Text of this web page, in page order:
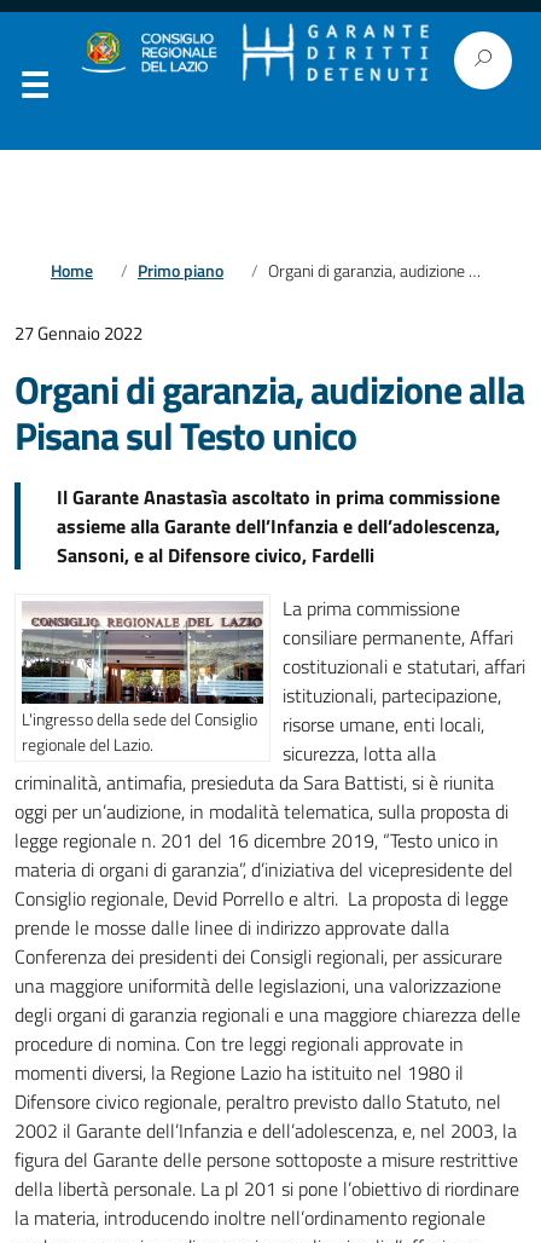
Home Primo piano Organi di garanzia, audizione alla Pisana sul Testo unico
27 Gennaio 2022
Organi di garanzia, audizione alla
Pisana sul Testo unico
Il Garante Anastasìa ascoltato in prima commissione
assieme alla Garante dell’Infanzia e dell’adolescenza,
Sansoni, e al Difensore civico, Fardelli
L'ingresso della sede del Consiglio
regionale del Lazio.
La prima commissione
consiliare permanente, Affari
costituzionali e statutari, affari
istituzionali, partecipazione,
risorse umane, enti locali,
sicurezza, lotta alla
criminalità, antimafia, presieduta da Sara Battisti, si è riunita
oggi per un’audizione, in modalità telematica, sulla proposta di
legge regionale n. 201 del 16 dicembre 2019, “Testo unico in
materia di organi di garanzia”, d’iniziativa del vicepresidente del
Consiglio regionale, Devid Porrello e altri. La proposta di legge
prende le mosse dalle linee di indirizzo approvate dalla
Conferenza dei presidenti dei Consigli regionali, per assicurare
una maggiore uniformità delle legislazioni, una valorizzazione
degli organi di garanzia regionali e una maggiore chiarezza delle
procedure di nomina. Con tre leggi regionali approvate in
momenti diversi, la Regione Lazio ha istituito nel 1980 il
Difensore civico regionale, peraltro previsto dallo Statuto, nel
2002 il Garante dell’Infanzia e dell’adolescenza, e, nel 2003, la
figura del Garante delle persone sottoposte a misure restrittive
della libertà personale. La pl 201 si pone l’obiettivo di riordinare
la materia, introducendo inoltre nell’ordinamento regionale